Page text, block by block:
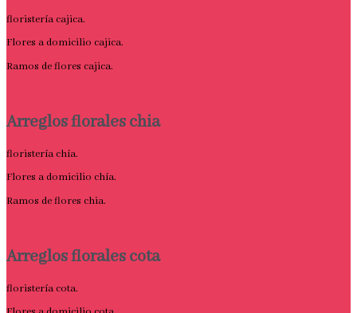
floristería cajica.
Flores a domicilio cajica.
Ramos de flores cajica.
Arreglos florales chia
floristería chía.
Flores a domicilio chía.
Ramos de flores chia.
Arreglos florales cota
floristería cota.